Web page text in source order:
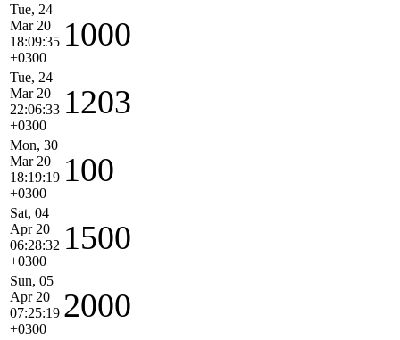
Tue, 24
Mar 20
18:09:35
+0300
1000
Tue, 24
Mar 20
22:06:33
+0300
1203
Mon, 30
Mar 20
18:19:19
+0300
100
Sat, 04
Apr 20
06:28:32
+0300
1500
Sun, 05
Apr 20
07:25:19
+0300
2000